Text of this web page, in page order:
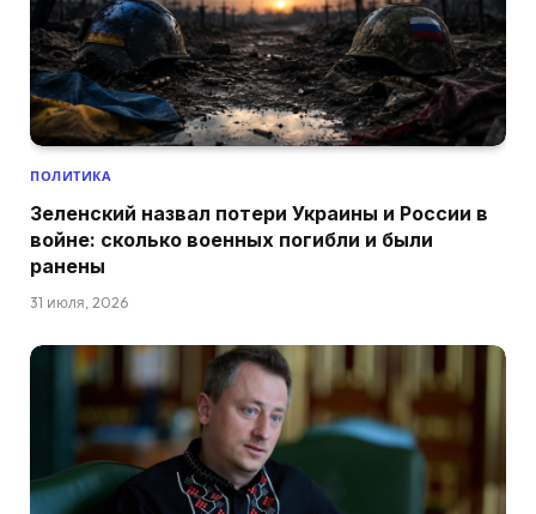
ПОЛИТИКА
Зеленский назвал потери Украины и России в
войне: сколько военных погибли и были
ранены
31 июля, 2026